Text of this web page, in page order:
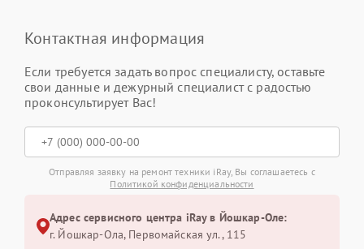
Контактная информация
Если требуется задать вопрос специалисту, оставьте
свои данные и дежурный специалист с радостью
проконсультирует Вас!
Отправляя заявку на ремонт техники iRay, Вы соглашаетесь с
Политикой конфиденциальности
Адрес сервисного центра iRay в Йошкар-Оле:
г. Йошкар-Ола, Первомайская ул., 115